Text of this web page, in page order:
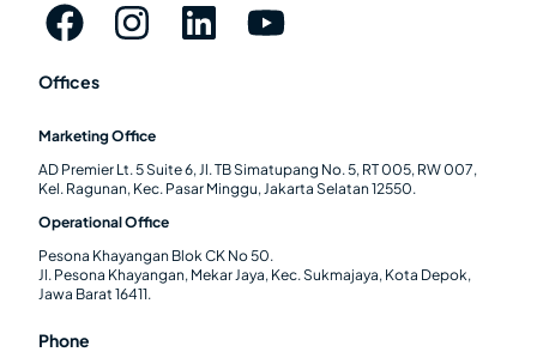
Offices
Marketing Office
AD Premier Lt. 5 Suite 6, Jl. TB Simatupang No. 5, RT 005, RW 007,
Kel. Ragunan, Kec. Pasar Minggu, Jakarta Selatan 12550.
Operational Office
Pesona Khayangan Blok CK No 50.
Jl. Pesona Khayangan, Mekar Jaya, Kec. Sukmajaya, Kota Depok,
Jawa Barat 16411.
Phone